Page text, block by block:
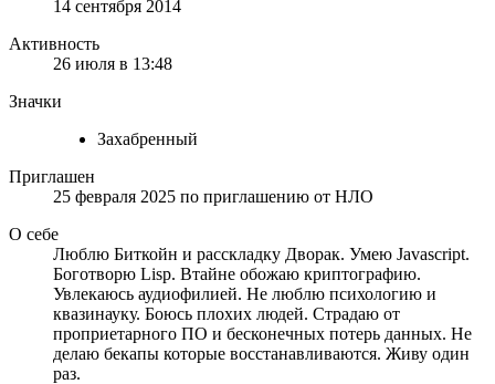
14 сентября 2014
Активность
26 июля в 13:48
Значки
Захабренный
Приглашен
25 февраля 2025 по приглашению от НЛО
О себе
Люблю Биткойн и расскладку Дворак. Умею Javascript.
Боготворю Lisp. Втайне обожаю криптографию.
Увлекаюсь аудиофилией. Не люблю психологию и
квазинауку. Боюсь плохих людей. Страдаю от
проприетарного ПО и бесконечных потерь данных. Не
делаю бекапы которые восстанавливаются. Живу один
раз.